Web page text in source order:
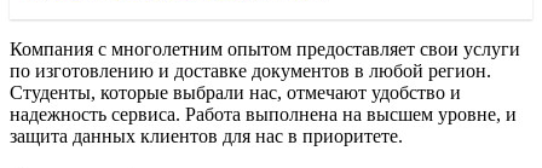
Компания с многолетним опытом предоставляет свои услуги
по изготовлению и доставке документов в любой регион.
Студенты, которые выбрали нас, отмечают удобство и
надежность сервиса. Работа выполнена на высшем уровне, и
защита данных клиентов для нас в приоритете.